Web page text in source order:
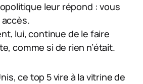
leur répond : vous
accès.
lui, continue de le faire
comme si de rien n’était.
ce top 5 vire à la vitrine de